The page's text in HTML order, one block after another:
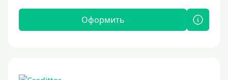
Оформить